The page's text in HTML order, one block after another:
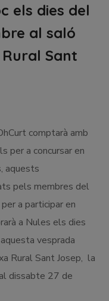
els dies del
al saló
Sant
comptarà amb
per a concursar en
aquests
pels membres del
a participar en
a Nules els dies
vesprada
Rural Sant Josep, la
dissabte 27 de